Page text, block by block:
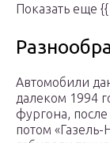
Показать еще
Автомобили
далеком 1994
фургона,
потом «Газель-